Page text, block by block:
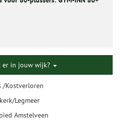
er in jouw wijk?
/Kostverloren
Legmeer
Amstelveen